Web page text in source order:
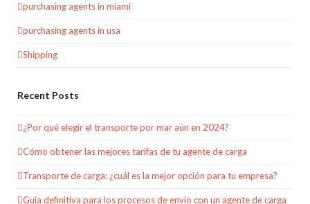
purchasing agents in miami
purchasing agents in usa
Shipping
Recent Posts
¿Por qué elegir el transporte por mar aún en 2024?
Cómo obtener las mejores tarifas de tu agente de carga
Transporte de carga: ¿cuál es la mejor opción para tu empresa?
Guía definitiva para los procesos de envío con un agente de carga